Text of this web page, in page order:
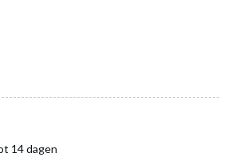
14 dagen